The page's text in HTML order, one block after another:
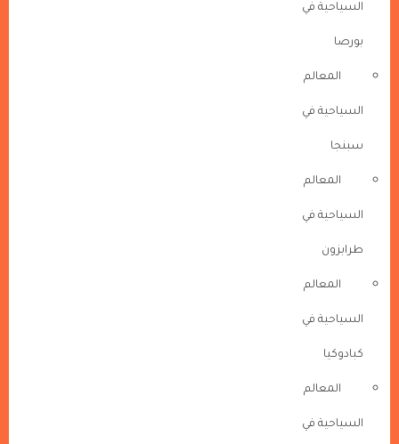
السياحية في
بورصا
المعالم
السياحية في
سبنجا
المعالم
السياحية في
طرابزون
المعالم
السياحية في
كبادوكيا
المعالم
السياحية في